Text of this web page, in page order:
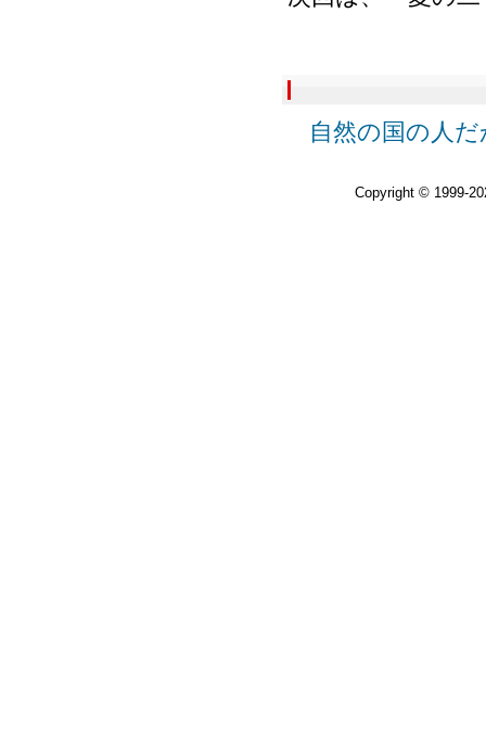
自然の国の人
Copyright © 1999-